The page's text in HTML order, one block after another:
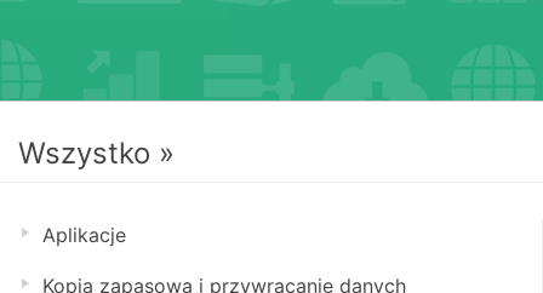
Wszystko »
Aplikacje
Kopia zapasowa i przywracanie danych